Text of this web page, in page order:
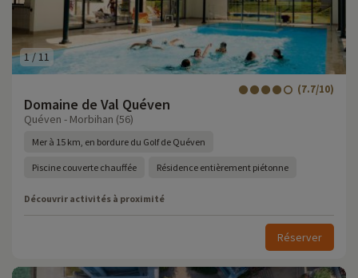
1/11
Domaine de Val Quéven
(7.7/10)
Quéven - Morbihan (56)
Mer à 15 km, en bordure du Golf de Quéven
Piscine couverte chauffée Résidence entièrement piétonne
Découvrir activités à proximité
Réserver